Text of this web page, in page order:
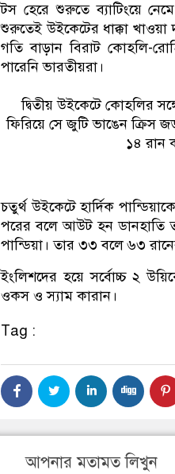
টস হেরে শুরুতে ব্যাটিংয়ে
শুরুতেই উইকেটের ধাক্কা খাওয়া
গতি বাড়ান বিরাট কোহলি-
পারেনি ভারতীয়রা।
দ্বিতীয় উইকেটে কোহলির
ফিরিয়ে সে জুটি ভাঙেন ক্রিস
১৪ রান
চতুর্থ উইকেটে হার্দিক
পরের বলে আউট হন ডানহাতি
পান্ডিয়া। তার ৩৩ বলে ৬৩
ইংলিশদের হয়ে সর্বোচ্চ ২
ওকস ও স্যাম কারান।
Tag :
আপনার মতামত লিখুন